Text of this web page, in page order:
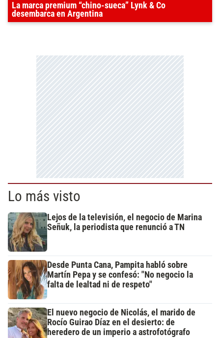
La marca premium “chino-sueca” Lynk & Co
desembarca en Argentina
Lo más visto
Lejos de la televisión, el negocio de Marina
Señuk, la periodista que renunció a TN
Desde Punta Cana, Pampita habló sobre
Martín Pepa y se confesó: "No negocio la
falta de lealtad ni de respeto"
El nuevo negocio de Nicolás, el marido de
Rocío Guirao Díaz en el desierto: de
heredero de un imperio a astrofotógrafo